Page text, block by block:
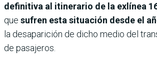
definitiva al itinerario de la exlínea
que sufren esta situación desde el
la desaparición de dicho medio del
de pasajeros.